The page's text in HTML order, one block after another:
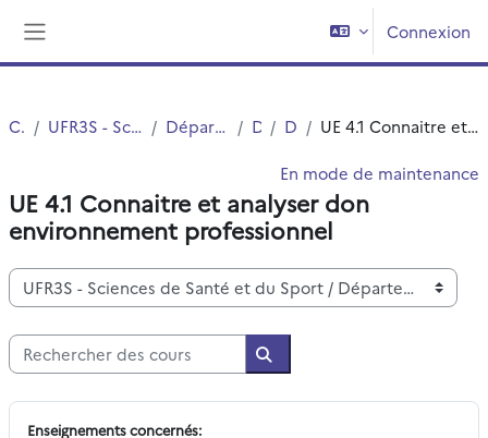
Connexion
Cours UFR3S - Sciences de Santé et du Sport Département UFR3S - SSEP DEUST DEUST 1 UE 4.1 Connaitre et analyser don environnement professionnel
En mode de maintenance
UE 4.1 Connaitre et analyser don
environnement professionnel
Catégories de cours
Rechercher des cours
Rechercher des cours
Enseignements concernés: